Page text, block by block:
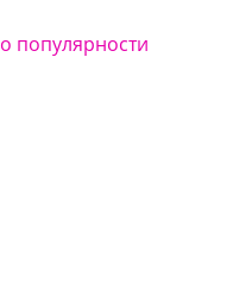
популярности